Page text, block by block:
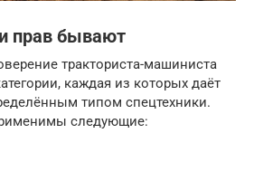
прав бывают
тракториста-машиниста
каждая из которых даёт
типом спецтехники.
следующие: